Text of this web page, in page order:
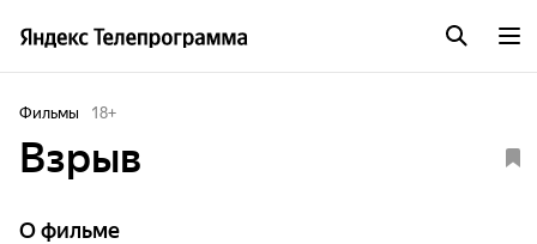
Фильмы 18+
Взрыв
О фильме